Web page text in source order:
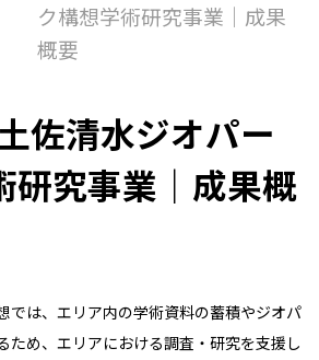
ク構想学術研究事業｜成果
概要
佐清水ジオパー
研究事業｜成果概
では、エリア内の学術資料の蓄積やジオパ
ため、エリアにおける調査・研究を支援し